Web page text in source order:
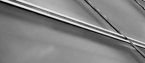
专利无效
更多服务
商
更